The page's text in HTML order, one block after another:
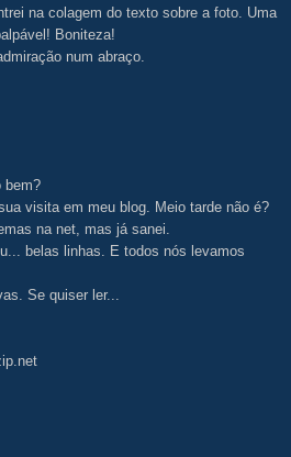
na colagem do texto sobre a foto. Uma
Boniteza!
num abraço.
bem?
visita em meu blog. Meio tarde não é?
na net, mas já sanei.
belas linhas. E todos nós levamos
Se quiser ler...